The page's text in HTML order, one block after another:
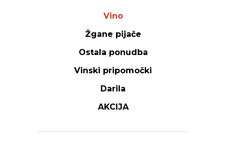
Vino
Žgane pijače
Ostala ponudba
Vinski pripomočki
Darila
AKCIJA